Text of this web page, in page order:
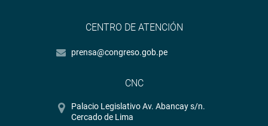
CENTRO DE ATENCIÓN
prensa@congreso.gob.pe
CNC
Palacio Legislativo Av. Abancay s/n.
Cercado de Lima